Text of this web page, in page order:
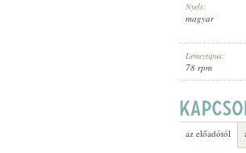
ELŐADÓ:
Nyelv:
magyar
Lemeztípus:
78 rpm
az előadótól